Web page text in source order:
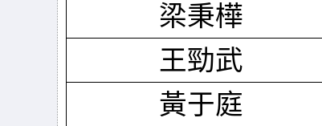
梁秉樺
王勁武
黃于庭